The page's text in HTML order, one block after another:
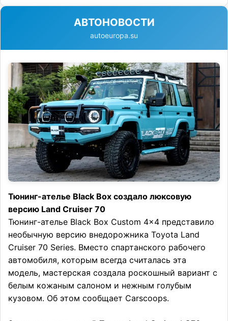
АВТОНОВОСТИ
autoeuropa.su
Тюнинг-ателье Black Box создало люксовую
версию Land Cruiser 70
Тюнинг-ателье Black Box Custom 4×4 представило
необычную версию внедорожника Toyota Land
Cruiser 70 Series. Вместо спартанского рабочего
автомобиля, которым всегда считалась эта
модель, мастерская создала роскошный вариант с
белым кожаным салоном и нежным голубым
кузовом. Об этом сообщает Carscoops.